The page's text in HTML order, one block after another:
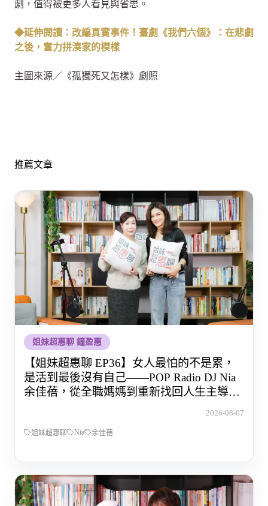
劇，值得被更多人看見與省思。
◆延伸閱讀：改編真實事件！臺劇《我們六個》：在悲劇
之後，奮力拼湊家的模樣
主圖來源／《孤獨死又怎樣》劇照
推薦文章
姐妹超惠聊 鐘盈惠
【姐妹超惠聊 EP36】女人最怕的不是累，
是活到最後沒有自己——POP Radio DJ Nia
余佳蓓，從全職媽媽到重新找回人生主導權
2026-08-07
姐妹超惠聊 Nia 余佳蓓